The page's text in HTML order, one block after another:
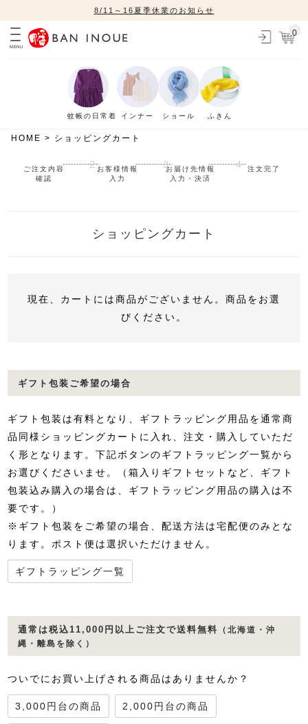
8/11～16夏季休業のお知らせ
MENU
0
蚊帳の日常着 インナー ショール ふきん
HOME ショッピングカート
ご注文内容
確認
お客様情報
入力
お届け先情報
入力・決済
注文完了
ショッピングカート
現在、カートには商品がございません。商品をお選
びください。
ギフト包装ご希望の場合
ギフト包装は有料となり、ギフトラッピング用品を通常商
品同様ショッピングカートに入れ、注文・購入していただ
く形となります。下記ボタンのギフトラッピング一覧から
お選びくださいませ。（箱入りギフトセットなど、ギフト
包装込み購入の場合は、ギフトラッピング用品の購入は不
要です。）
※ギフト包装をご希望の場合、配送方法は宅配便のみとな
ります。ポスト便は選択いただけません。
ギフトラッピング一覧
通常は税込11,000円以上ご注文で送料無料 （北海道・沖
縄・離島を除く）
ついでにお買い上げされる商品はありませんか？
3,000円台の商品 2,000円台の商品